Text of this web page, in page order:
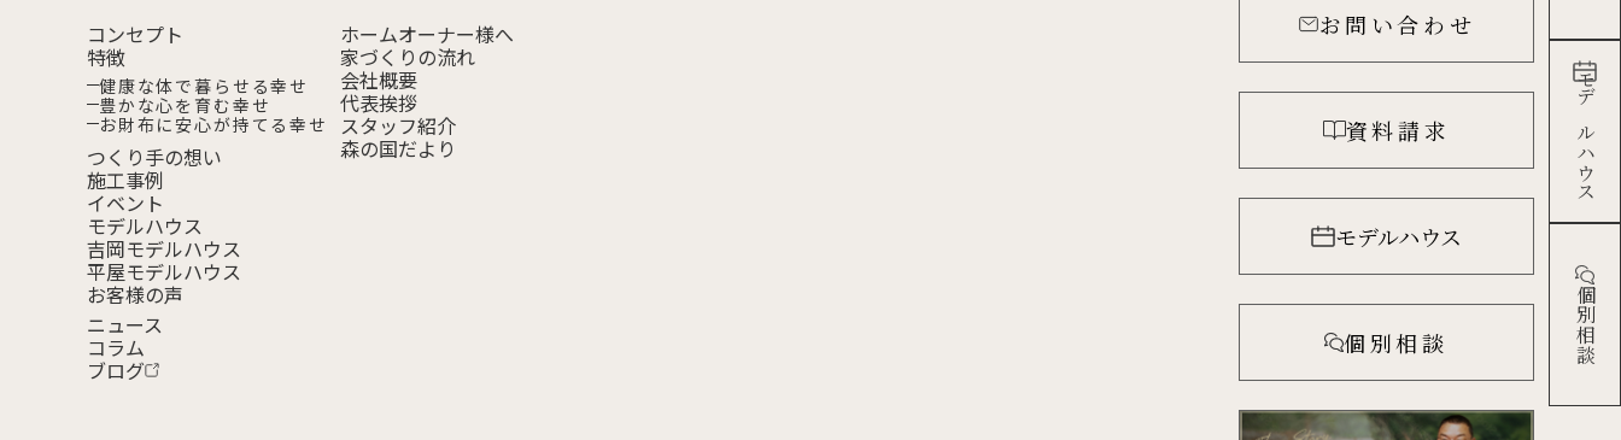
モデルハウス
個別相談
コンセプト
特徴
健康な体で暮らせる幸せ
豊かな心を 育む幸せ
お財布に安心が持てる幸せ
つくり手の想い
施工事例
イベント
モデルハウス
吉岡モデルハウス
平屋モデルハウス
お客様の声
ニュース
コラム
ブログ
ホームオーナー様へ
家づくりの流れ
会社概要
代表挨拶
スタッフ紹介
森の国だより
お問い合わせ
資料請求
モデルハウス
個別相談